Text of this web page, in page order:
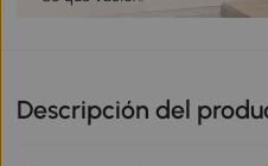
Descripción del